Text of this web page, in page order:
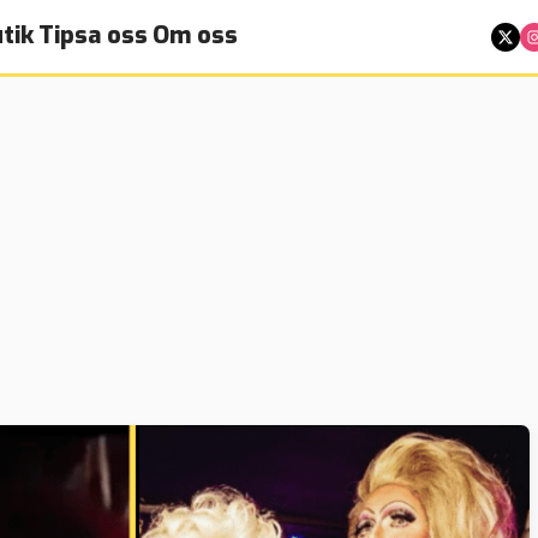
Tipsa oss Om oss